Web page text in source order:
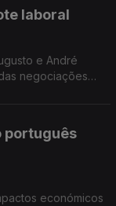
laboral
e André
negociações
português
económicos